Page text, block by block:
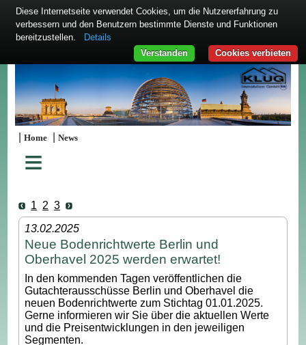
|Home |News
≡
1 2 3
13.02.2025
Neue Bodenrichtwerte Berlin und
Oberhavel 2025 werden erwartet!
In den kommenden Tagen veröffentlichen die
Gutachterausschüsse Berlin und Oberhavel die
neuen Bodenrichtwerte zum Stichtag 01.01.2025.
Gerne informieren wir Sie über die aktuellen Werte
und die Preisentwicklungen in den jeweiligen
Segmenten.
Diese Internetseite verwendet Cookies, um die Nutzererfahrung zu
verbessern und den Benutzern bestimmte Dienste und Funktionen
bereitzustellen.
Details
Cookies verbieten
Verstanden